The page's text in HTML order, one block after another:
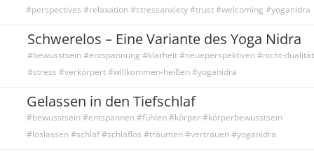
#perspectives #relaxation #stressanxiety #trust #welcoming #yoganidra
Schwerelos – Eine Variante des Yoga Nidra
#bewusstsein #entspannung #klarheit #neueperspektiven #nicht-dualität
#stress #verkörpert #willkommen-heißen #yoganidra
Gelassen in den Tiefschlaf
#bewusstsein #entspannen #fühlen #körper #körperbewusstsein
#loslassen #schlaf #schlaflos #träumen #vertrauen #yoganidra